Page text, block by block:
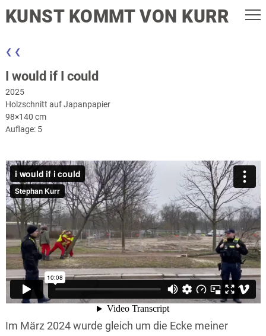
KUNST KOMMT VON KURR
❮ ❮
I would if I could
2025
Holzschnitt auf Japanpapier
98×140 cm
Auflage: 5
Im März 2024 wurde gleich um die Ecke meiner